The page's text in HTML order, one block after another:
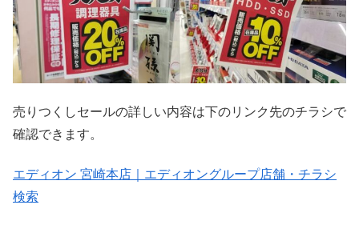
売りつくしセールの詳しい内容は下のリンク先のチラシで
確認できます。
エディオン 宮崎本店｜エディオングループ店舗・チラシ
検索